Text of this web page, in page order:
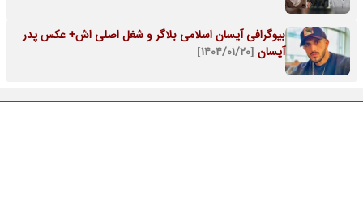
بیوگرافی آیسان اسلامی بلاگر و شغل اصلی اش+ عکس پدر
آیسان [۱۴۰۴/۰۱/۲۰]